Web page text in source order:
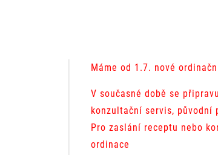
Máme od 1.7. nové
V současné době se
konzultační servis, původní
Pro zaslání receptu nebo
ordinace